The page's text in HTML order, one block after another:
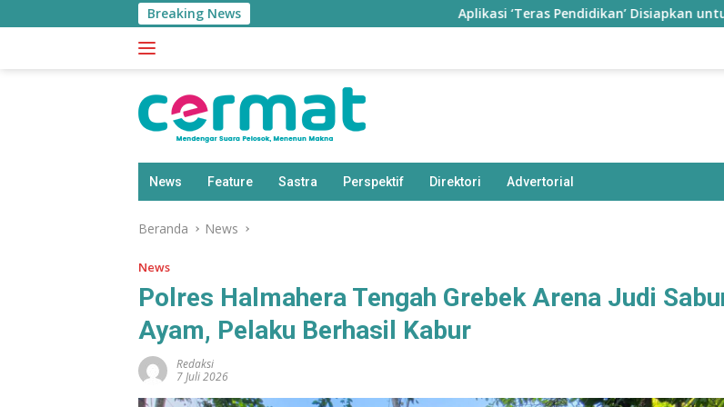
ke
Breaking News Aplikasi ‘Teras Pendidikan’ Disiapkan untuk
News Feature Sastra Perspektif Direktori Advertorial
Beranda News
News
Polres Halmahera Tengah Grebek Arena Judi
Ayam, Pelaku Berhasil Kabur
Redaksi
7 Juli 2026